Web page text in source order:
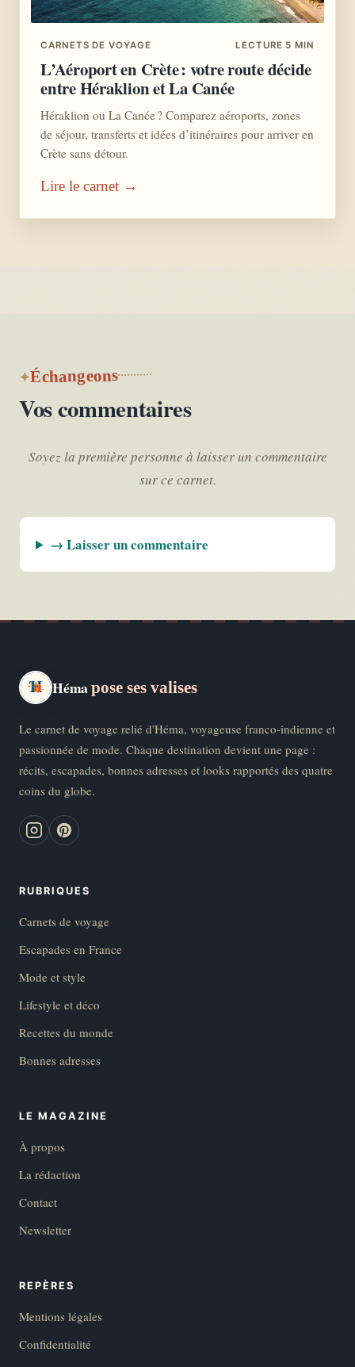
CARNETS DE VOYAGE LECTURE 5 MIN
L’Aéroport en Crète : votre route décide
entre Héraklion et La Canée
Héraklion ou La Canée ? Comparez aéroports, zones
de séjour, transferts et idées d’itinéraires pour arriver en
Crète sans détour.
Lire le carnet →
Échangeons
Vos commentaires
Soyez la première personne à laisser un commentaire
sur ce carnet.
→ Laisser un commentaire
Hémapose ses valises
Le carnet de voyage relié d'Héma, voyageuse franco-indienne et
passionnée de mode. Chaque destination devient une page :
récits, escapades, bonnes adresses et looks rapportés des quatre
coins du globe.
RUBRIQUES
Carnets de voyage
Escapades en France
Mode et style
Lifestyle et déco
Recettes du monde
Bonnes adresses
LE MAGAZINE
À propos
La rédaction
Contact
Newsletter
REPÈRES
Mentions légales
Confidentialité